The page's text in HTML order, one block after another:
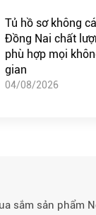
Tủ hồ sơ không
Đồng Nai chất
phù hợp mọi
gian
04/08/2026
sắm sản phẩm